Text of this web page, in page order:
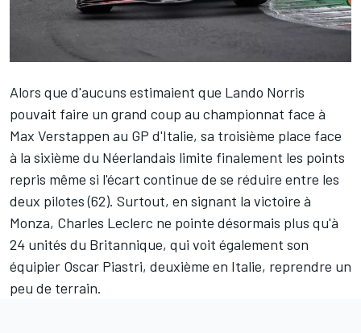
Alors que d'aucuns estimaient que Lando Norris
pouvait faire un grand coup au championnat face à
Max Verstappen au GP d'Italie, sa troisième place face
à la sixième du Néerlandais limite finalement les points
repris même si l'écart continue de se réduire entre les
deux pilotes (62). Surtout, en signant la victoire à
Monza, Charles Leclerc ne pointe désormais plus qu'à
24 unités du Britannique, qui voit également son
équipier Oscar Piastri, deuxième en Italie, reprendre un
peu de terrain.